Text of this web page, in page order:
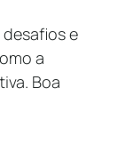
e
a
Boa